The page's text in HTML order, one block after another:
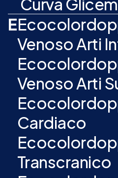
Curva
E
Venoso Arti
Venoso Arti
Cardiaco
Transcranico